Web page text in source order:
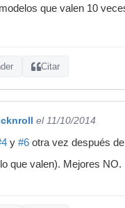
que valen 10
Citar
el 11/10/2014
y #6 otra vez después
que valen). Mejores NO.